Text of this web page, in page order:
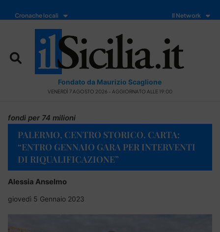
Cronache locali Il Network
Fondato da Maurizio Scaglione
VENERDÌ 7 AGOSTO 2026 - AGGIORNATO ALLE 19:00
fondi per 74 milioni
PALERMO, CENTRO STORICO. CARTA:
“ENTRO GENNAIO GARA PER INTERVENTI
DI RIQUALIFICAZIONE”
Alessia Anselmo
giovedì 5 Gennaio 2023